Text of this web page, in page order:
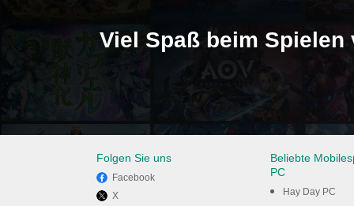
Viel Spaß beim
Folgen Sie uns
Facebook
X
Beliebte
PC
Hay Day PC